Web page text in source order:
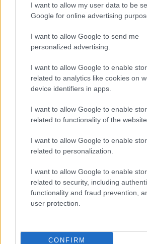
I want to allow my user data to be
Google for online advertising
I want to allow Google to send me
personalized advertising.
I want to allow Google to enable
related to analytics like cookies on
device identifiers in apps.
I want to allow Google to enable
related to functionality of the
I want to allow Google to enable
related to personalization.
I want to allow Google to enable
related to security, including
functionality and fraud prevention,
user protection.
CONFIRM
Eclipse solar 2026: Todo lo
saber sobre el evento